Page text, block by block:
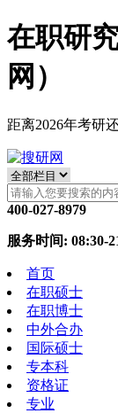
在职研
网）
距离2026年考研
400-027-8979
服务时间: 08:30-
首页
在职硕士
在职博士
中外合办
国际硕士
专本科
资格证
专业